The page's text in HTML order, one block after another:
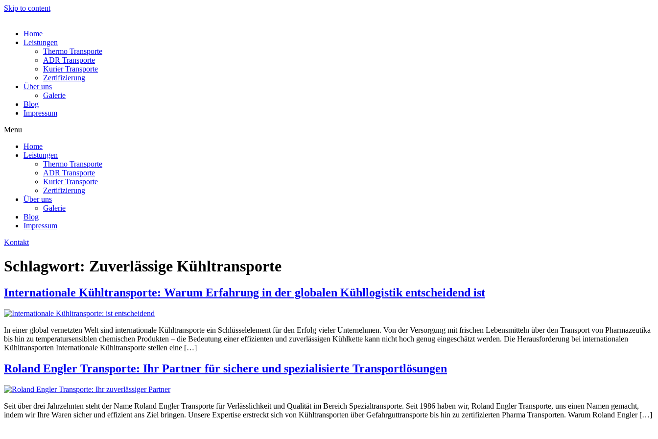
Skip to content
Home
Leistungen
Thermo Transporte
ADR Transporte
Kurier Transporte
Zertifizierung
Über uns
Galerie
Blog
Impressum
Menu
Home
Leistungen
Thermo Transporte
ADR Transporte
Kurier Transporte
Zertifizierung
Über uns
Galerie
Blog
Impressum
Kontakt
Schlagwort: Zuverlässige Kühltransporte
Internationale Kühltransporte: Warum Erfahrung in der globalen Kühllogistik entscheidend ist
In einer global vernetzten Welt sind internationale Kühltransporte ein Schlüsselelement für den Erfolg vieler Unternehmen. Von der Versorgung mit frischen Lebensmitteln über den Transport von Pharmazeutika
bis hin zu temperatursensiblen chemischen Produkten – die Bedeutung einer effizienten und zuverlässigen Kühlkette kann nicht hoch genug eingeschätzt werden. Die Herausforderung bei internationalen
Kühltransporten Internationale Kühltransporte stellen eine […]
Roland Engler Transporte: Ihr Partner für sichere und spezialisierte Transportlösungen
Seit über drei Jahrzehnten steht der Name Roland Engler Transporte für Verlässlichkeit und Qualität im Bereich Spezialtransporte. Seit 1986 haben wir, Roland Engler Transporte, uns einen Namen gemacht,
indem wir Ihre Waren sicher und effizient ans Ziel bringen. Unsere Expertise erstreckt sich von Kühltransporten über Gefahrguttransporte bis hin zu zertifizierten Pharma Transporten. Warum Roland Engler […]